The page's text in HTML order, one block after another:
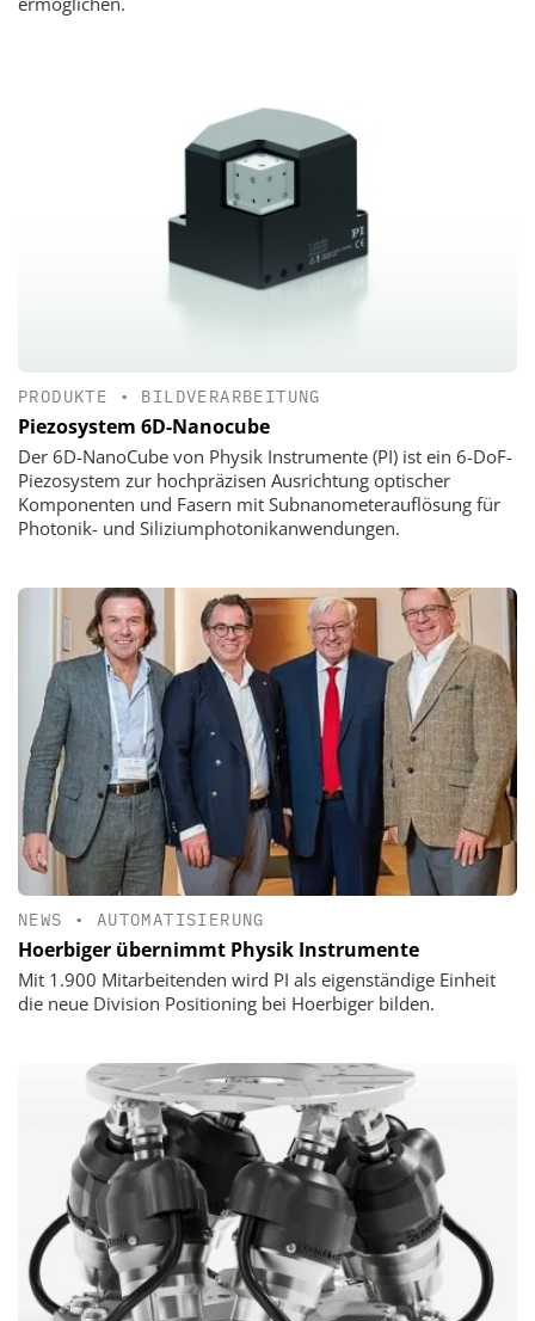
PRODUKTE • BILDVERARBEITUNG
Piezosystem 6D-Nanocube
Der 6D-NanoCube von Physik Instrumente (PI) ist ein 6-DoF-
Piezosystem zur hochpräzisen Ausrichtung optischer
Komponenten und Fasern mit Subnanometerauflösung für
Photonik- und Siliziumphotonikanwendungen.
NEWS • AUTOMATISIERUNG
Hoerbiger übernimmt Physik Instrumente
Mit 1.900 Mitarbeitenden wird PI als eigenständige Einheit
die neue Division Positioning bei Hoerbiger bilden.